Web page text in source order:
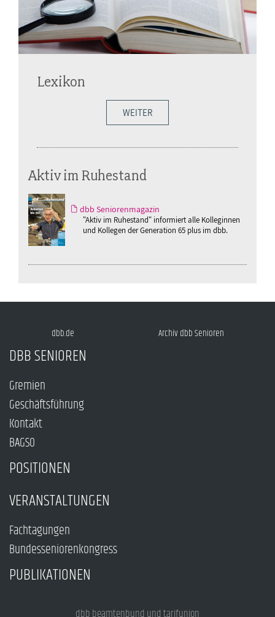
Lexikon
WEITER
Aktiv im Ruhestand
dbb Seniorenmagazin
"Aktiv im Ruhestand" informiert alle Kolleginnen
und Kollegen der Generation 65 plus im dbb.
dbb.de Archiv dbb Senioren
DBB SENIOREN
Gremien
Geschäftsführung
Kontakt
BAGSO
POSITIONEN
VERANSTALTUNGEN
Fachtagungen
Bundesseniorenkongress
PUBLIKATIONEN
dbb beamtenbund und tarifunion